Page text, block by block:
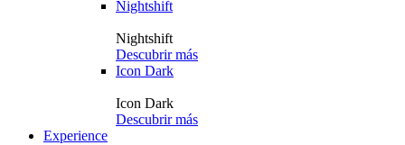
Nightshift
Nightshift
Descubrir más
Icon Dark
Icon Dark
Descubrir más
Experience